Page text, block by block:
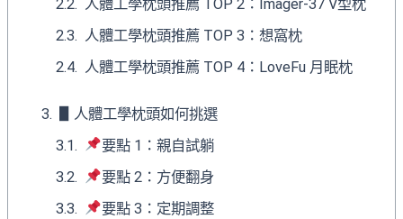
人體工學枕頭推薦 TOP 2：Imager-37 V型枕
人體工學枕頭推薦 TOP 3：想窩枕
人體工學枕頭推薦 TOP 4：LoveFu 月眠枕
▋人體工學枕頭如何挑選
要點 1：親自試躺
要點 2：方便翻身
要點 3：定期調整